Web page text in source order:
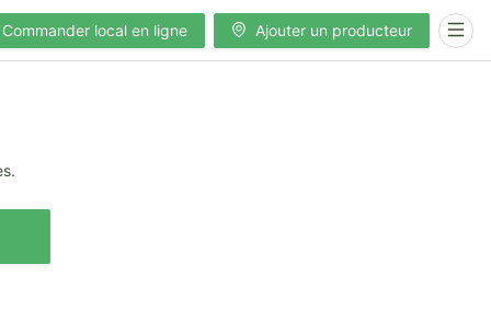
Commander local en ligne Ajouter un producteur